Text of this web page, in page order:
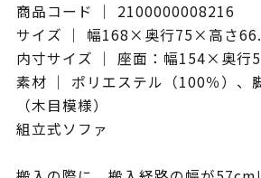
商品コード ｜ 2100000008216
サイズ ｜ 幅168×奥行75×高さ
内寸サイズ ｜ 座面：幅154×奥行
素材 ｜ ポリエステル（100％）、
（木目模様）
組立式ソファ